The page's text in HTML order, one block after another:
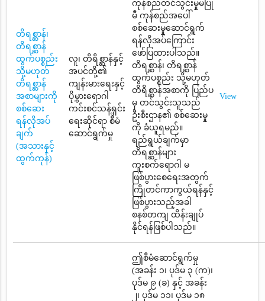
တိရစ္ဆာန်၊
တိရစ္ဆာန်
ထွက်ပစ္စည်း
သို့မဟုတ်
တိရစ္ဆာန်
အစာများကို
စစ်ဆေး
ရန်လိုအပ်
ချက်
(အသားနှင့်
ထွက်ကုန်)
လူ၊ တိရိစ္ဆာန်နှင့်
အပင်တို့၏
ကျန်းမားရေးနှင့်
ပိုမွှားရောဂါ
ကင်းစင်သန့်ရှင်း
ရေးဆိုင်ရာ စီမံ
ဆောင်ရွက်မှု
ကုန်စည်တင်သွင်းမှုမပြု
မီ ကုန်စည်အပေါ်
စစ်ဆေးမှုဆောင်ရွက်
ရန်လိုအပ်ကြောင်း
ဖော်ပြထားပါသည်။
တိရစ္ဆာန်၊ တိရစ္ဆာန်
ထွက်ပစ္စည်း သို့မဟုတ်
တိရိစ္ဆာန်အစာကို ပြည်ပ
မှ တင်သွင်းသူသည်
ဦးစီးဌာန၏ စစ်ဆေးမှု
ကို ခံယူရမည်။
ရည်ရွယ်ချက်မှာ
တိရစ္ဆာန်များ
ကူးစက်ရောဂါ မ
ဖြစ်ပွားစေရေးအတွက်
ကြိုတင်ကာကွယ်ရန်နှင့်
ဖြစ်ပွားသည့်အခါ
စနစ်တကျ ထိန်းချုပ်
နိုင်ရန်ဖြစ်ပါသည်။
View
ဤစီမံဆောင်ရွက်မှု
(အခန်း ၁၊ ပုဒ်မ ၃ (က)၊
ပုဒ်မ ၉ (ခ) နှင့် အခန်း
၂၊ ပုဒ်မ ၁၁၊ ပုဒ်မ ၁၈